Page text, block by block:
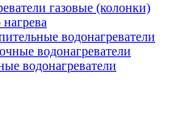
газовые (колонки)
водонагреватели
водонагреватели
водонагреватели